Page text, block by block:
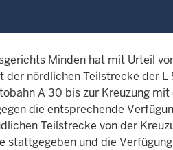
Minden hat mit Urteil
der nördlichen Teilstrecke der
A 30 bis zur Kreuzung
die entsprechende
Teilstrecke von der
stattgegeben und die